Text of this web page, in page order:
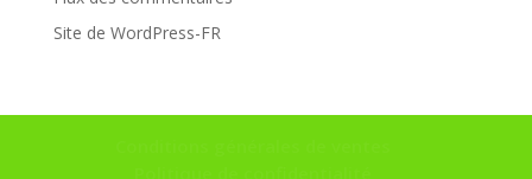
Site de WordPress-FR